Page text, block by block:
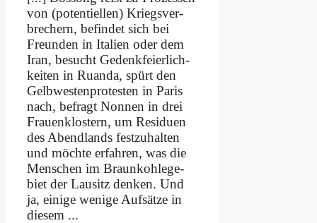
von (po­ten­ti­el­len) Kriegs­ver­
bre­chern, be­fin­det sich bei
Freun­den in Ita­li­en oder dem
Iran, be­sucht Ge­denk­fei­er­lich­
kei­ten in Ru­an­da, spürt den
Gelb­we­sten­pro­te­sten in Pa­ris
nach, be­fragt Non­nen in drei
Frau­en­klo­stern, um Re­si­du­en
des Abend­lands fest­zu­hal­ten
und möch­te er­fah­ren, was die
Men­schen im Braun­koh­le­ge­
biet der Lau­sitz den­ken. Und
ja, ei­ni­ge we­ni­ge Auf­sät­ze in
die­sem ...